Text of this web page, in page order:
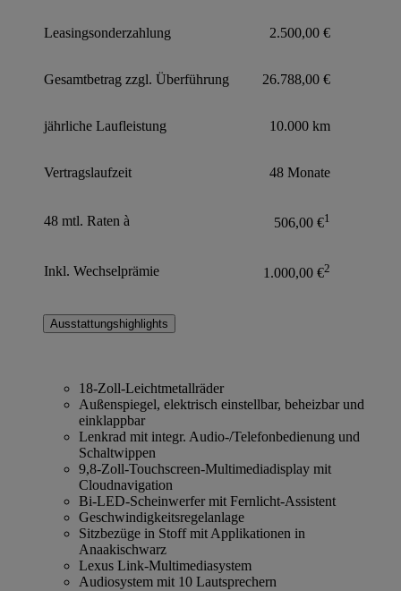
Leasingsonderzahlung 2.500,00 €
Gesamtbetrag zzgl. Überführung 26.788,00 €
jährliche Laufleistung 10.000 km
Vertragslaufzeit 48 Monate
48 mtl. Raten à 506,00 €1
Inkl. Wechselprämie 1.000,00 €2
Ausstattungshighlights
18-Zoll-Leichtmetallräder
Außenspiegel, elektrisch einstellbar, beheizbar und
einklappbar
Lenkrad mit integr. Audio-/Telefonbedienung und
Schaltwippen
9,8-Zoll-Touchscreen-Multimediadisplay mit
Cloudnavigation
Bi-LED-Scheinwerfer mit Fernlicht-Assistent
Geschwindigkeitsregelanlage
Sitzbezüge in Stoff mit Applikationen in
Anaakischwarz
Lexus Link-Multimediasystem
Audiosystem mit 10 Lautsprechern